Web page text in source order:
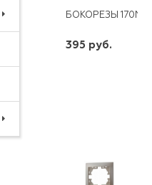
БОКОРЕЗЫ
395 руб.